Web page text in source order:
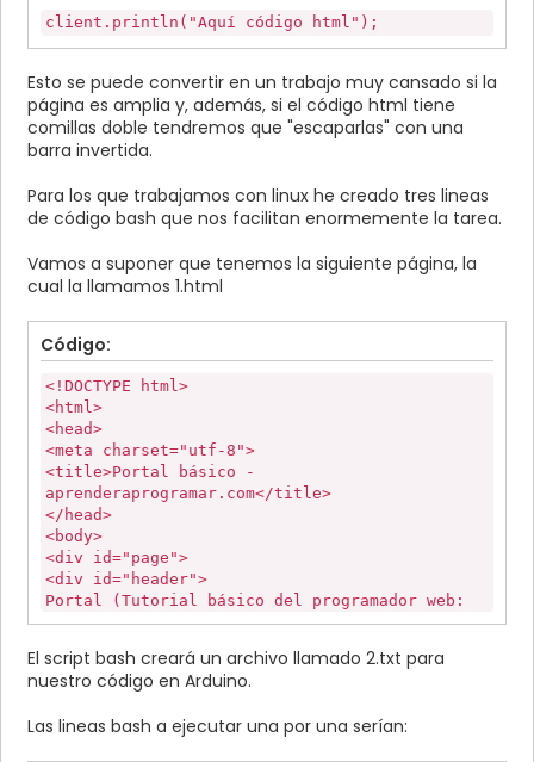
client.println("Aquí código html");
Esto se puede convertir en un trabajo muy cansado si la
página es amplia y, además, si el código html tiene
comillas doble tendremos que "escaparlas" con una
barra invertida.
Para los que trabajamos con linux he creado tres lineas
de código bash que nos facilitan enormemente la tarea.
Vamos a suponer que tenemos la siguiente página, la
cual la llamamos 1.html
Código:
<!DOCTYPE html>
<html>
<head>
<meta charset="utf-8">
<title>Portal básico -
aprenderaprogramar.com</title>
</head>
<body>
<div id="page">
<div id="header">
Portal (Tutorial básico del programador web:
HTML desde cero) - aprenderaprogramar.com
<!-- contenedor -->
<br />
<br />
El script bash creará un archivo llamado 2.txt para
nuestro código en Arduino.
Las lineas bash a ejecutar una por una serían: